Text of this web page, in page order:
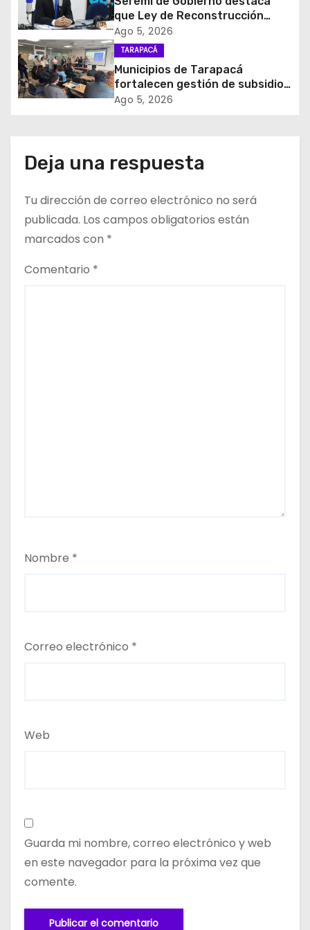
n
d
e
e
t
a
d
a
que Ley de Reconstrucción
Nacional impulsará la inversión
y el empleo en Tarapacá
Ago 5, 2026
TARAPACÁ
Municipios de Tarapacá
fortalecen gestión de subsidios
de agua potable en jornada
Ago 5, 2026
Deja una respuesta
Tu dirección de correo electrónico no será
publicada. Los campos obligatorios están
marcados con *
Comentario *
Nombre *
Correo electrónico *
Web
Guarda mi nombre, correo electrónico y web
en este navegador para la próxima vez que
comente.